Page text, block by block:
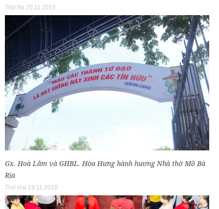
Thứ Ba 20.11.2018
Gx. Hoà Lâm và GHBL. Hòa Hưng hành hương Nhà thờ Mồ Bà
Rịa
Thứ Hai 19.11.2018